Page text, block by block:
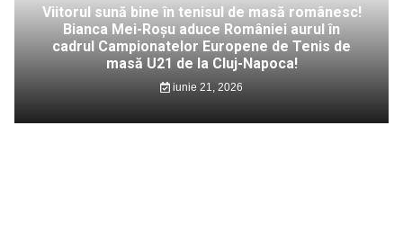
Viitorul sună bine în tenisul de masă românesc!
Bianca Mei-Roșu aduce României aurul în
cadrul Campionatelor Europene de Tenis de
masă U21 de la Cluj-Napoca!
iunie 21, 2026